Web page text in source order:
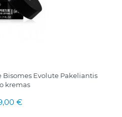
Bisomes Evolute Pakeliantis
kremas
€